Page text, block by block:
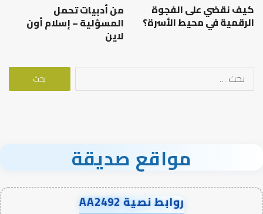
كيف نقضي على الفجوة
الرقمية في محيط الأسرة؟
من أدبيات تحمل
المسؤلية – إسلام أون
لاين
البحث
مواقع صديقة
روابط نصية AA2492